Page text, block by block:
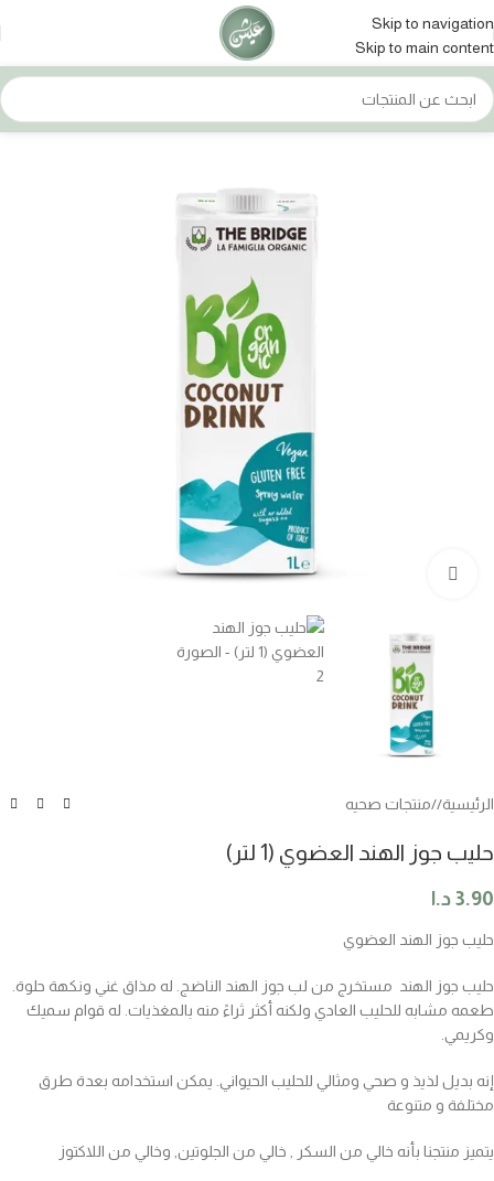
Skip to navigation
Skip to main content
الرئيسية/ منتجات صحيه
حليب جوز الهند العضوي (1 لتر)
3.90 د.ا
حليب جوز الهند العضوي
حليب جوز الهند مستخرج من لب جوز الهند الناضج. له مذاق غني ونكهة حلوة.
طعمه مشابه للحليب العادي ولكنه أكثر ثراءً منه بالمغذيات. له قوام سميك
وكريمي.
إنه بديل لذيذ و صحي ومثالي للحليب الحيواني. يمكن استخدامه بعدة طرق
مختلفة و متنوعة
يتميز منتجنا بأنه خالي من السكر , خالي من الجلوتين, وخالي من اللاكتوز